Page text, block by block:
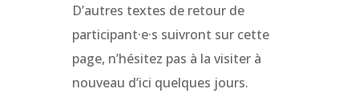
D’autres textes de retour de
participant·e·s suivront sur cette
page, n’hésitez pas à la visiter à
nouveau d’ici quelques jours.